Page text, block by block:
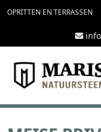
Overslaan en naar de
topmenu
OPRITTEN EN TERRASSEN